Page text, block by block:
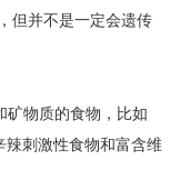
但并不是一定会遗传
矿物质的食物，比如
辣刺激性食物和富含维